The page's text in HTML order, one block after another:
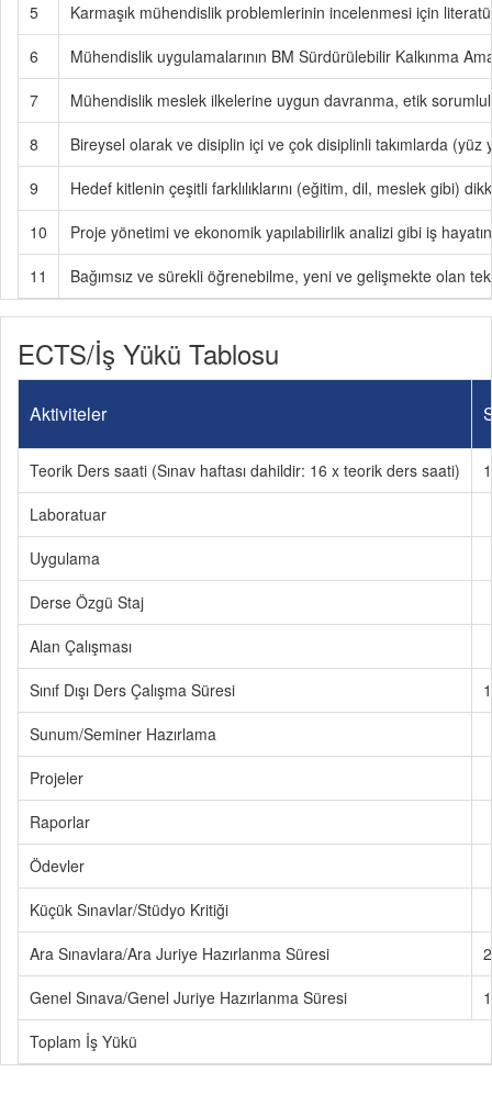
5
Karmaşık mühendislik problemlerinin incelenmesi için
6
Mühendislik uygulamalarının BM Sürdürülebilir Kalkınma
7
Mühendislik meslek ilkelerine uygun davranma, etik
8
Bireysel olarak ve disiplin içi ve çok disiplinli takımlarda
9
Hedef kitlenin çeşitli farklılıklarını (eğitim, dil, meslek gibi)
10
Proje yönetimi ve ekonomik yapılabilirlik analizi gibi iş
11
Bağımsız ve sürekli öğrenebilme, yeni ve gelişmekte olan
ECTS/İş Yükü Tablosu
Aktiviteler
Teorik Ders saati (Sınav haftası dahildir: 16 x teorik ders saati)
Laboratuar
Uygulama
Derse Özgü Staj
Alan Çalışması
Sınıf Dışı Ders Çalışma Süresi
Sunum/Seminer Hazırlama
Projeler
Raporlar
Ödevler
Küçük Sınavlar/Stüdyo Kritiği
Ara Sınavlara/Ara Juriye Hazırlanma Süresi
2
Genel Sınava/Genel Juriye Hazırlanma Süresi
1
Toplam İş Yükü